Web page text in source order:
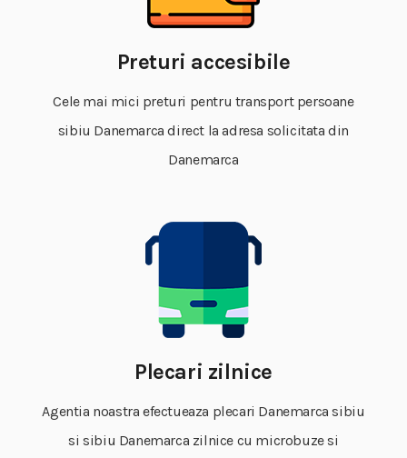
Preturi accesibile
Cele mai mici preturi pentru transport persoane
sibiu Danemarca direct la adresa solicitata din
Danemarca
Plecari zilnice
Agentia noastra efectueaza plecari Danemarca sibiu
si sibiu Danemarca zilnice cu microbuze si